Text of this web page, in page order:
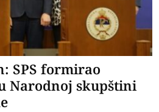
SPS formirao
Narodnoj skupštini